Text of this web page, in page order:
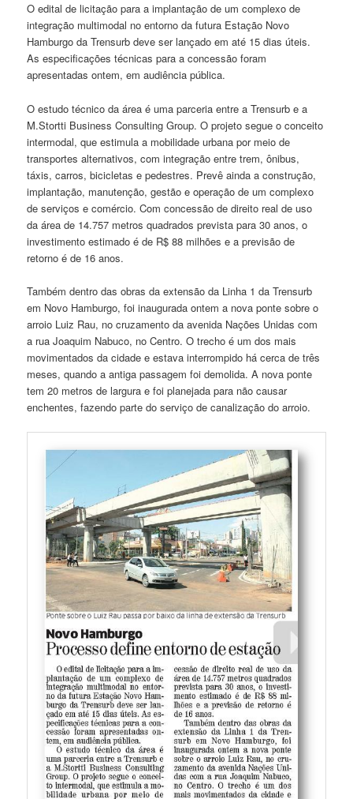
O edital de licitação para a implantação de um complexo de
integração multimodal no entorno da futura Estação Novo
Hamburgo da Trensurb deve ser lançado em até 15 dias úteis.
As especificações técnicas para a concessão foram
apresentadas ontem, em audiência pública.
O estudo técnico da área é uma parceria entre a Trensurb e a
M.Stortti Business Consulting Group. O projeto segue o conceito
intermodal, que estimula a mobilidade urbana por meio de
transportes alternativos, com integração entre trem, ônibus,
táxis, carros, bicicletas e pedestres. Prevê ainda a construção,
implantação, manutenção, gestão e operação de um complexo
de serviços e comércio. Com concessão de direito real de uso
da área de 14.757 metros quadrados prevista para 30 anos, o
investimento estimado é de R$ 88 milhões e a previsão de
retorno é de 16 anos.
Também dentro das obras da extensão da Linha 1 da Trensurb
em Novo Hamburgo, foi inaugurada ontem a nova ponte sobre o
arroio Luiz Rau, no cruzamento da avenida Nações Unidas com
a rua Joaquim Nabuco, no Centro. O trecho é um dos mais
movimentados da cidade e estava interrompido há cerca de três
meses, quando a antiga passagem foi demolida. A nova ponte
tem 20 metros de largura e foi planejada para não causar
enchentes, fazendo parte do serviço de canalização do arroio.